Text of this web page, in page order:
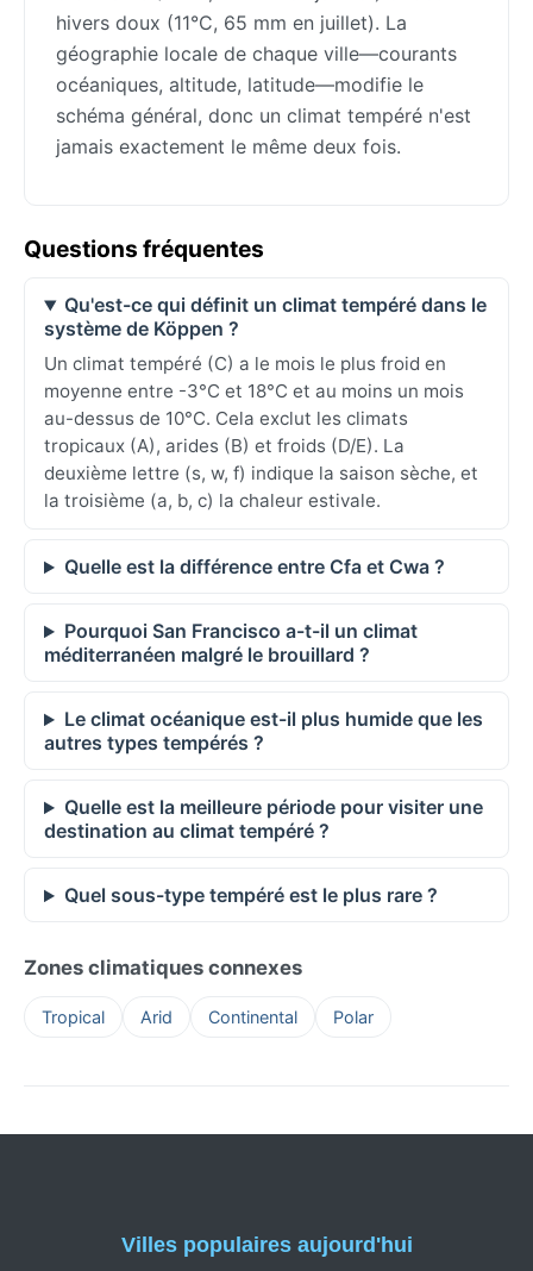
hivers doux (11°C, 65 mm en juillet). La
géographie locale de chaque ville—courants
océaniques, altitude, latitude—modifie le
schéma général, donc un climat tempéré n'est
jamais exactement le même deux fois.
Questions fréquentes
Qu'est-ce qui définit un climat tempéré dans le
système de Köppen ?
Un climat tempéré (C) a le mois le plus froid en
moyenne entre -3°C et 18°C et au moins un mois
au-dessus de 10°C. Cela exclut les climats
tropicaux (A), arides (B) et froids (D/E). La
deuxième lettre (s, w, f) indique la saison sèche, et
la troisième (a, b, c) la chaleur estivale.
Quelle est la différence entre Cfa et Cwa ?
Pourquoi San Francisco a-t-il un climat
méditerranéen malgré le brouillard ?
Le climat océanique est-il plus humide que les
autres types tempérés ?
Quelle est la meilleure période pour visiter une
destination au climat tempéré ?
Quel sous-type tempéré est le plus rare ?
Zones climatiques connexes
Tropical Arid Continental Polar
Villes populaires aujourd'hui